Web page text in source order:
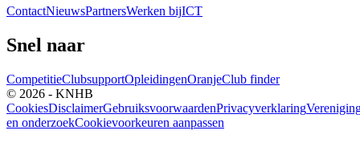
ContactNieuwsPartnersWerken bijICT
Snel naar
CompetitieClubsupportOpleidingenOranjeClub finder
© 2026 - KNHB
CookiesDisclaimerGebruiksvoorwaardenPrivacyverklaring
en onderzoekCookievoorkeuren aanpassen